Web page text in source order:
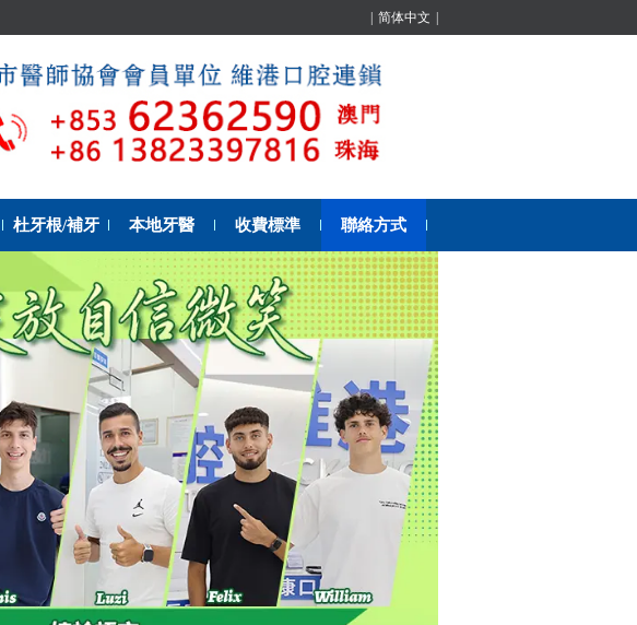
简体中文
杜牙根/補牙 本地牙醫 收費標準 聯絡方式